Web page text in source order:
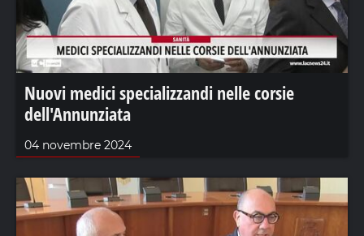
Nuovi medici specializzandi nelle corsie
dell'Annunziata
04 novembre 2024